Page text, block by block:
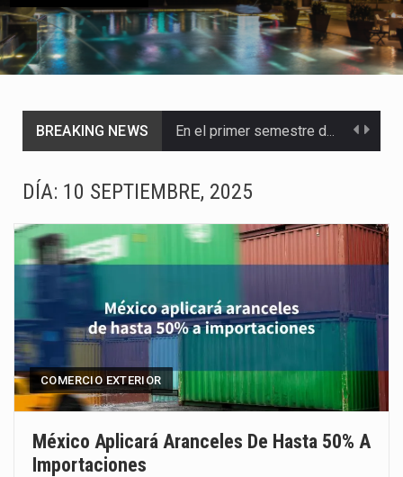
BREAKING NEWS
DÍA: 10 SEPTIEMBRE, 2025
COMERCIO EXTERIOR
México Aplicará Aranceles De Hasta 50% A
Importaciones